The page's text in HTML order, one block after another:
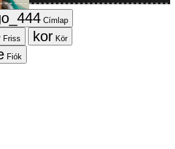
Címlap
Friss
Kör
Fiók